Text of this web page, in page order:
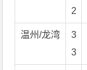
2
温州/龙湾
3
3